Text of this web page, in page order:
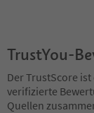
TrustYou-
Der TrustScore
verifizierte
Quellen